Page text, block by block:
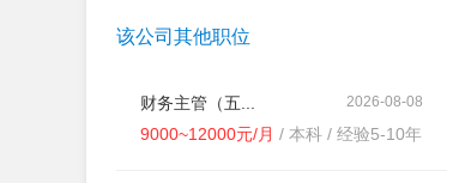
该公司其他职位
2026-08-08
财务主管（五...
9000~12000元/月 / 本科 / 经验5-10年